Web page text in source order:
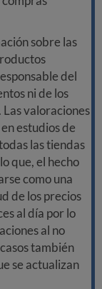
sobre las
del
ni de los
valoraciones
estudios de
las tiendas
que, el hecho
como una
de los precios
al día por lo
al no
también
se actualizan